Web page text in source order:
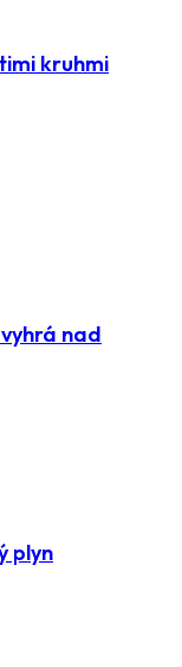
kruhmi
nad
plyn